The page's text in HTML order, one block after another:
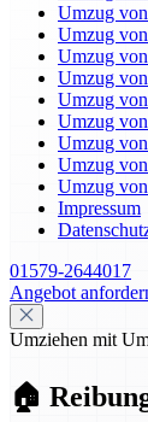
Umzug
Umzug
Umzug
Umzug
Umzug
Umzug
Umzug
Umzug
Umzug
Impressum
01579-2644017
Angebot
Umziehen mit
🏠